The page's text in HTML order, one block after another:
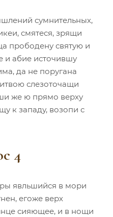
сумнительных,
смятеся, зрящи
прободену святую и
и абие источившу
да не поругана
слезоточащи
же ю прямо верху
к западу, возопи с
4
явльшийся в мори
егоже верх
сияющее, и в нощи